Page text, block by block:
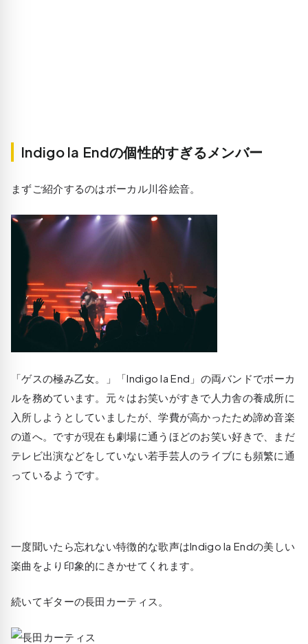
Indigo la Endの個性的すぎるメンバー
まずご紹介するのはボーカル川谷絵音。
「ゲスの極み乙女。」「Indigo la End」の両バンドでボーカ
ルを務めています。元々はお笑いがすきで人力舎の養成所に
入所しようとしていましたが、学費が高かったため諦め音楽
の道へ。ですが現在も劇場に通うほどのお笑い好きで、まだ
テレビ出演などをしていない若手芸人のライブにも頻繁に通
っているようです。
一度聞いたら忘れない特徴的な歌声はIndigo la Endの美しい
楽曲をより印象的にきかせてくれます。
続いてギターの長田カーティス。